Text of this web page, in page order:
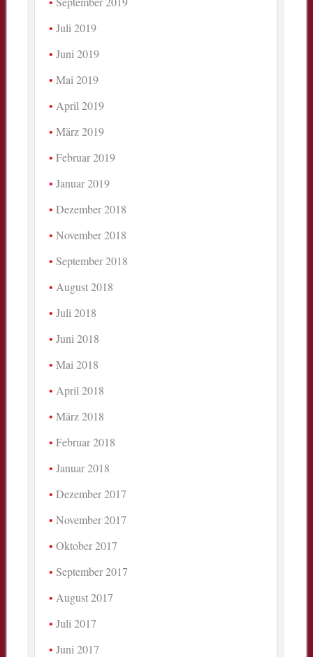
Juli 2019
Juni 2019
Mai 2019
April 2019
März 2019
Februar 2019
Januar 2019
Dezember 2018
November 2018
September 2018
August 2018
Juli 2018
Juni 2018
Mai 2018
April 2018
März 2018
Februar 2018
Januar 2018
Dezember 2017
November 2017
Oktober 2017
September 2017
August 2017
Juli 2017
Juni 2017